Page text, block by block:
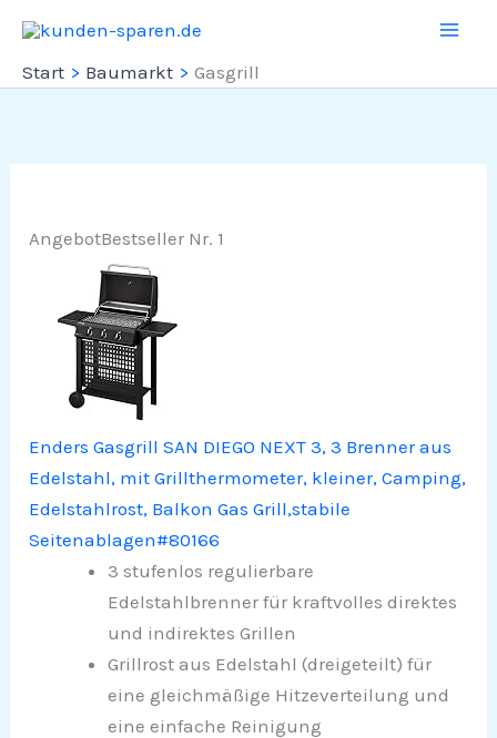
Inhalt
springen
Start Baumarkt Gasgrill
AngebotBestseller Nr. 1
Enders Gasgrill SAN DIEGO NEXT 3, 3 Brenner aus
Edelstahl, mit Grillthermometer, kleiner, Camping,
Edelstahlrost, Balkon Gas Grill,stabile
Seitenablagen#80166
3 stufenlos regulierbare
Edelstahlbrenner für kraftvolles direktes
und indirektes Grillen​
Grillrost aus Edelstahl (dreigeteilt) für
eine gleichmäßige Hitzeverteilung und
eine einfache Reinigung​